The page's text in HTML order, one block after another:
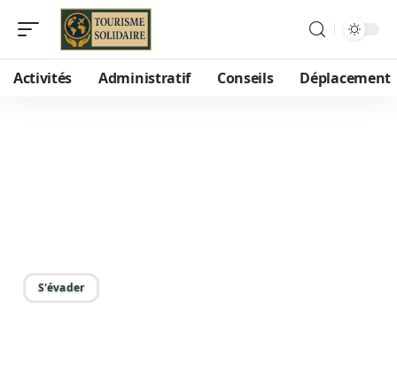
Activités Administratif Conseils Déplacement
S'évader